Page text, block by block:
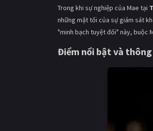
Trong khi sự nghiệp của Mae tại
những mặt tối của sự giám sát
"minh bạch tuyệt đối" này, buộc
Điểm nổi bật và thông